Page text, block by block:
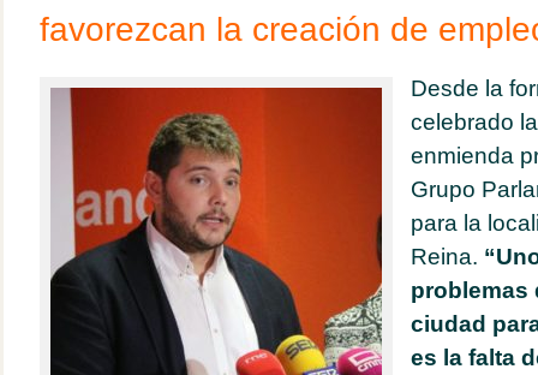
favorezcan la creación de
Desde la
celebrado
enmienda
Grupo
para la
Reina.
problemas
ciudad
es la falta